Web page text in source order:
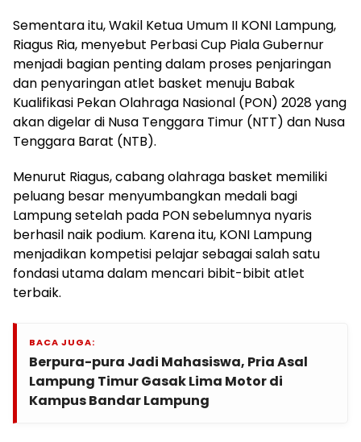
Sementara itu, Wakil Ketua Umum II KONI Lampung,
Riagus Ria, menyebut Perbasi Cup Piala Gubernur
menjadi bagian penting dalam proses penjaringan
dan penyaringan atlet basket menuju Babak
Kualifikasi Pekan Olahraga Nasional (PON) 2028 yang
akan digelar di Nusa Tenggara Timur (NTT) dan Nusa
Tenggara Barat (NTB).
Menurut Riagus, cabang olahraga basket memiliki
peluang besar menyumbangkan medali bagi
Lampung setelah pada PON sebelumnya nyaris
berhasil naik podium. Karena itu, KONI Lampung
menjadikan kompetisi pelajar sebagai salah satu
fondasi utama dalam mencari bibit-bibit atlet
terbaik.
BACA JUGA:
Berpura-pura Jadi Mahasiswa, Pria Asal
Lampung Timur Gasak Lima Motor di
Kampus Bandar Lampung